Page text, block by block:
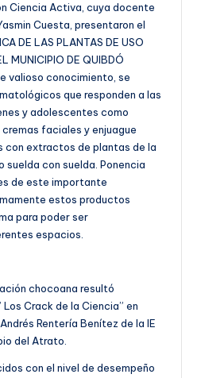
Ciencia Activa, cuya docente
Cuesta, presentaron el
DE LAS PLANTAS DE USO
MUNICIPIO DE QUIBDÓ
valioso conocimiento, se
que responden a las
y adolescentes como
faciales y enjuague
con extractos de plantas de la
suelda con suelda. Ponencia
de este importante
estos productos
para poder ser
espacios.
chocoana resultó
Crack de la Ciencia” en
Rentería Benítez de la IE
del Atrato.
con el nivel de desempeño